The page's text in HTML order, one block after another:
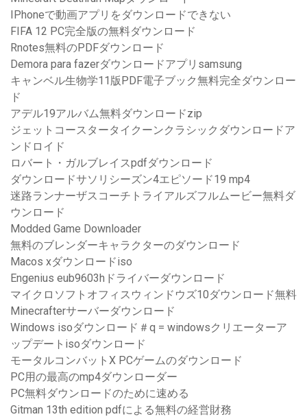
IPhoneで動画アプリをダウンロードできない
FIFA 12 PC完全版の無料ダウンロード
Rnotes無料のPDFダウンロード
Demora para fazerダウンロードアプリsamsung
キャンベル生物学11版PDF電子ブック無料完全ダウンロー
ド
アデル19アルバム無料ダウンロードzip
ジェットコースタータイクーンクラシックダウンロードア
ンドロイド
ロバート・ガルブレイスpdfダウンロード
ダウンロードサソリシーズン4エピソード19 mp4
迷路ランナーザスコーチトライアルズフルムービー無料ダ
ウンロード
Modded Game Downloader
無料のブレンダーキャラクターのダウンロード
Macos xダウンロードiso
Engenius eub9603hドライバーダウンロード
マイクロソフトオフィスウィンドウズ10ダウンロード無料
Minecrafterサーバーダウンロード
Windows isoダウンロード＃q = windowsクリエーターア
ップデートisoダウンロード
モータルコンバットX PCゲームのダウンロード
PC用の最高のmp4ダウンローダー
PC無料ダウンロードのために速める
Gitman 13th edition pdfによる無料の経営財務